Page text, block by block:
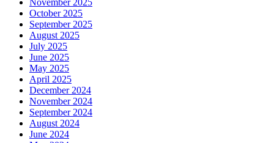
November 2025
October 2025
September 2025
August 2025
July 2025
June 2025
May 2025
April 2025
December 2024
November 2024
September 2024
August 2024
June 2024